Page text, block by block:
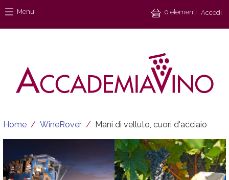
Menu 0 elementi Accedi
Briciole di pane
Home WineRover Mani di velluto, cuori d'acciaio